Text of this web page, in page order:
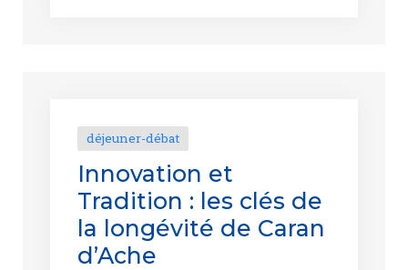
déjeuner-débat
Innovation et
Tradition : les clés de
la longévité de Caran
d’Ache